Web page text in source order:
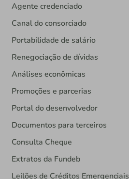
Agente credenciado
Canal do consorciado
Portabilidade de salário
Renegociação de dívidas
Análises econômicas
Promoções e parcerias
Portal do desenvolvedor
Documentos para terceiros
Consulta Cheque
Extratos da Fundeb
Leilões de Créditos Emergenciais